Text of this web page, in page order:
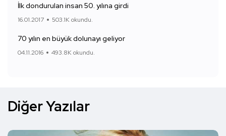
İlk dondurulan insan 50. yılına girdi
16.01.2017 503.1K okundu.
70 yılın en büyük dolunayı geliyor
04.11.2016 493.8K okundu.
Diğer Yazılar